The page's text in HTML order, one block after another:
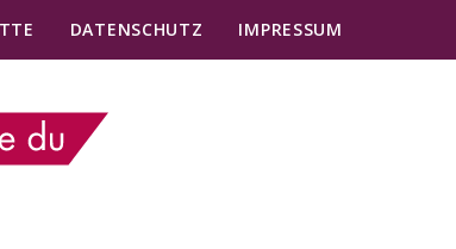
DATENSCHUTZ IMPRESSUM